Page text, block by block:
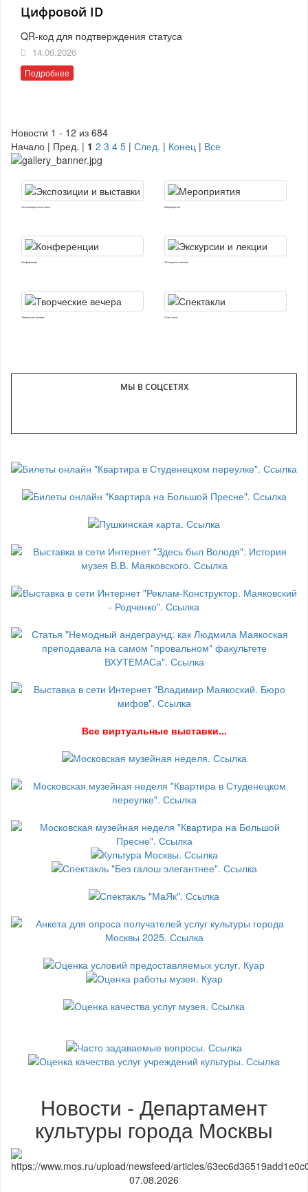
Цифровой ID
QR-код для подтверждения статуса
14.06.2026
Подробнее
Новости 1 - 12 из 684
Начало | Пред. | 1 2 3 4 5 | След. | Конец | Все
Экспозиции и выставки Мероприятия
Конференции Экскурсии и лекции
Творческие вечера Спектакли
МЫ В СОЦСЕТЯХ
Все виртуальные выставки...
Новости - Департамент
культуры города Москвы
07.08.2026